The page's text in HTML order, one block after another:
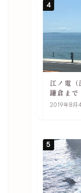
4
江ノ電（
鎌倉まで
や駅の様
2019年8月
5